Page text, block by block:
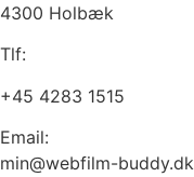
4300 Holbæk
Tlf:
+45 4283 1515
Email:
min@webfilm-buddy.dk